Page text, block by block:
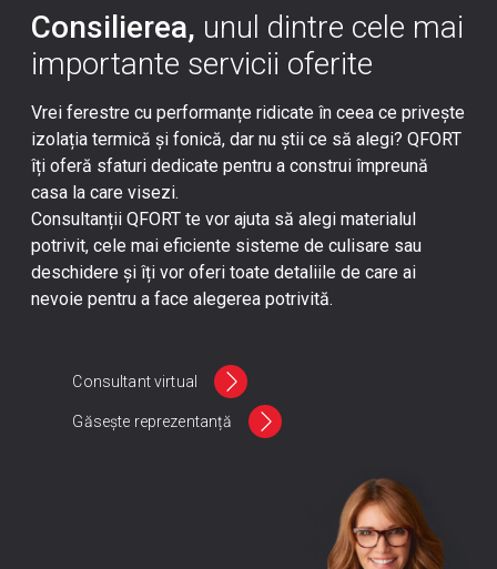
Consilierea, unul dintre cele mai
importante servicii oferite
Vrei ferestre cu performanțe ridicate în ceea ce privește
izolația termică și fonică, dar nu știi ce să alegi? QFORT
îți oferă sfaturi dedicate pentru a construi împreună
casa la care visezi.
Consultanții QFORT te vor ajuta să alegi materialul
potrivit, cele mai eficiente sisteme de culisare sau
deschidere și îți vor oferi toate detaliile de care ai
nevoie pentru a face alegerea potrivită.
Consultant virtual
Găsește reprezentanță